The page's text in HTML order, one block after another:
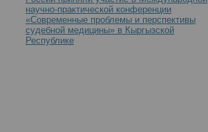
научно-практической конференции
«Современные проблемы и перспективы
судебной медицины» в Кыргызской
Республике